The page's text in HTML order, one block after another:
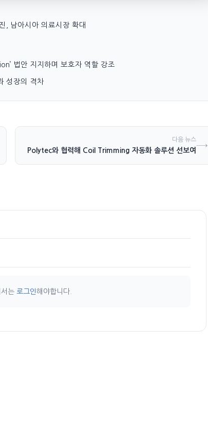
, 남아시아 의료시장 확대
법안 지지하며 보호자 역할 강조
성장의 격차
다음 뉴스
Polytec와 협력해 Coil Trimming 자동화 솔루션 선보여 →
는 로그인 해야합니다.